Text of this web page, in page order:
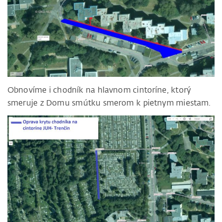
Obnovíme i chodník na hlavnom cintoríne, ktorý
smeruje z Domu smútku smerom k pietnym miestam.